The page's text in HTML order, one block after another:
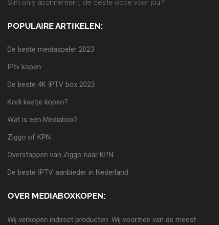
Sim only abonnement, de beste optie voor jou?
POPULAIRE ARTIKELEN:
De beste mediaspeler 2023
IPtv kopen
De beste 4K IPTV box 2023
Kodi kastje kopen?
Wat is een Mediabox?
Ziggo of KPN
Overstappen van Ziggo naar KPN
De beste IPTV aanbieder in Nederland
OVER MEDIABOXKOPEN:
Wij verkopen indirect producten. Wij voorzien van de meest